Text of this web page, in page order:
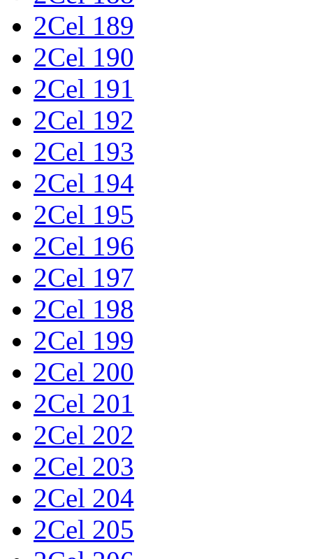
2Cel 189
2Cel 190
2Cel 191
2Cel 192
2Cel 193
2Cel 194
2Cel 195
2Cel 196
2Cel 197
2Cel 198
2Cel 199
2Cel 200
2Cel 201
2Cel 202
2Cel 203
2Cel 204
2Cel 205